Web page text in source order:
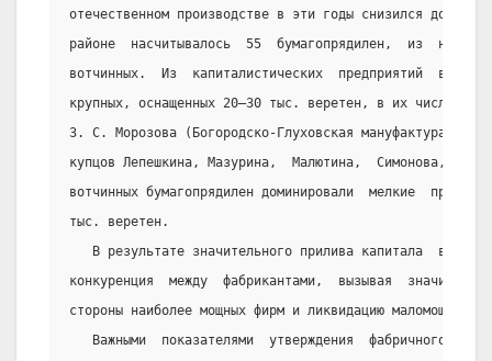
отечественном производстве в эти годы снизился до 3 %
районе  насчитывалось  55  бумагопрядилен,  из  них
вотчинных.  Из  капиталистических  предприятий
крупных, оснащенных 20—30 тыс. веретен, в их число
3. С. Морозова (Богородско-Глуховская мануфактура,
купцов Лепешкина, Мазурина,  Малютина,  Симонова,
вотчинных бумагопрядилен доминировали  мелкие
тыс. веретен.
В результате значительного прилива капитала  в
конкуренция  между  фабрикантами,  вызывая
стороны наиболее мощных фирм и ликвидацию маломощных
Важными  показателями  утверждения  фабричного